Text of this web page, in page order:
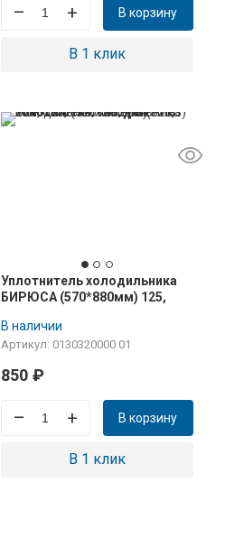
– + В корзину
В 1 клик
Уплотнитель холодильника
БИРЮСА (570*880мм) 125,
холодильной камеры (в паз)
В наличии
Артикул: 0130320000 01
850 ₽
– + В корзину
В 1 клик